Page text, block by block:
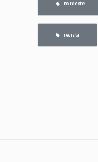
nordeste
revista